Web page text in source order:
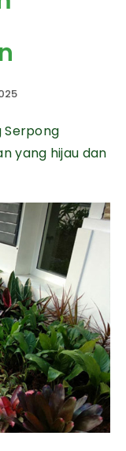
Serpong
yang hijau dan